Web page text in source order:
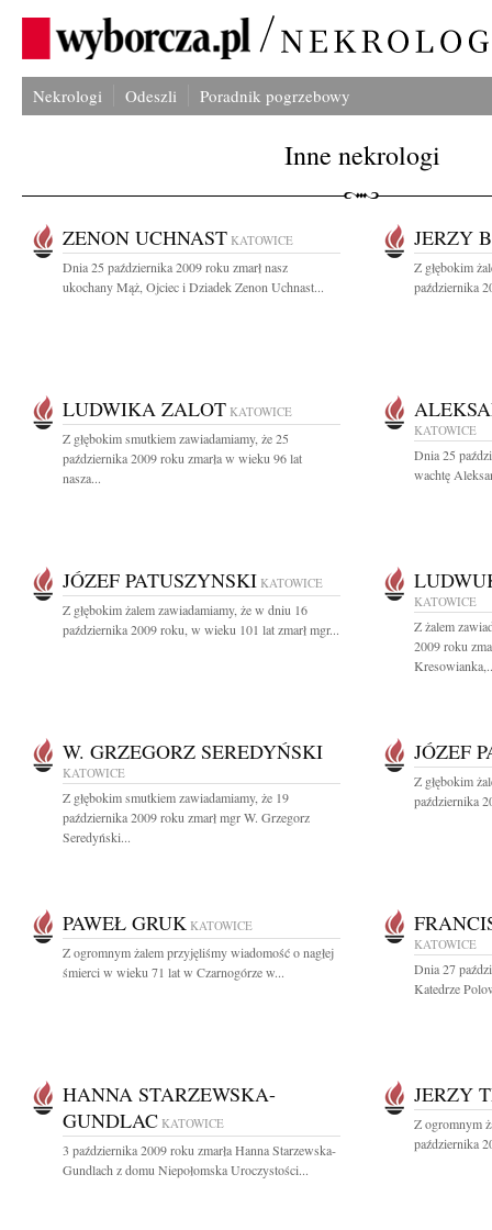
Nekrologi Odeszli Poradnik pogrzebowy
Inne nekrologi
ZENON UCHNAST KATOWICE
Dnia 25 października 2009 roku zmarł nasz
ukochany Mąż, Ojciec i Dziadek Zenon Uchnast...
JERZY
Z głębokim
października
LUDWIKA ZALOT KATOWICE
Z głębokim smutkiem zawiadamiamy, że 25
października 2009 roku zmarła w wieku 96 lat
nasza...
KATOWICE
Dnia 25
wachtę
JÓZEF PATUSZYNSKI KATOWICE
Z głębokim żalem zawiadamiamy, że w dniu 16
października 2009 roku, w wieku 101 lat zmarł mgr...
KATOWICE
Z żalem
2009 roku
W. GRZEGORZ SEREDYŃSKI
KATOWICE
Z głębokim smutkiem zawiadamiamy, że 19
października 2009 roku zmarł mgr W. Grzegorz
Seredyński...
JÓZEF
Z głębokim
października
PAWEŁ GRUK KATOWICE
Z ogromnym żalem przyjęliśmy wiadomość o nagłej
śmierci w wieku 71 lat w Czarnogórze w...
KATOWICE
Dnia 27
Katedrze
HANNA STARZEWSKA-
GUNDLAC KATOWICE
3 października 2009 roku zmarła Hanna Starzewska-
Gundlach z domu Niepołomska Uroczystości...
JERZY
Z ogromnym
października